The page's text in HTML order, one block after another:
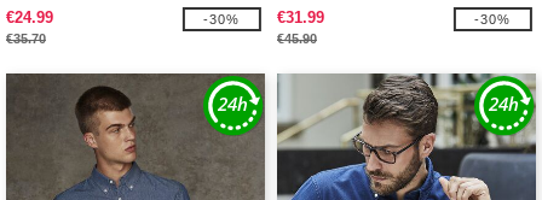
Korte Mouw
€24.99
€35.70
-30%
MOUWEN
€31.99
€45.90
-30%